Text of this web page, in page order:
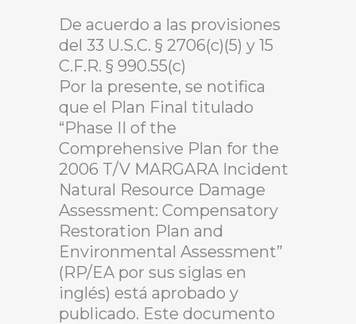
De acuerdo a las provisiones
del 33 U.S.C. § 2706(c)(5) y 15
C.F.R. § 990.55(c)
Por la presente, se notifica
que el Plan Final titulado
“Phase II of the
Comprehensive Plan for the
2006 T/V MARGARA Incident
Natural Resource Damage
Assessment: Compensatory
Restoration Plan and
Environmental Assessment”
(RP/EA por sus siglas en
inglés) está aprobado y
publicado. Este documento